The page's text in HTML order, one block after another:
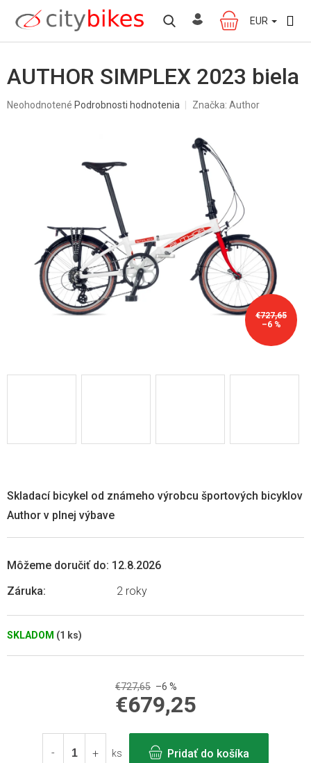
obsah
NÁKUPNÝ
KOŠÍK
EUR
AUTHOR SIMPLEX 2023 biela
Priemerné
Neohodnotené Podrobnosti hodnotenia Značka: Author
€727,65
–6 %
SKLADOM (1 ks)
Môžeme doručiť do: 12.8.2026
Záruka: 2 roky
Skladací bicykel od známeho výrobcu športových bicyklov
Author v plnej výbave
€727,65 –6 %
€679,25
cena:
ks
Pridať do košíka